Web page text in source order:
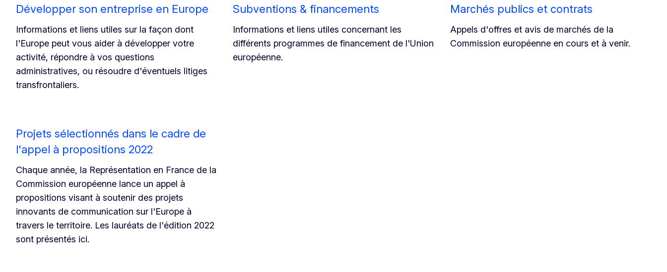
Développer son entreprise en Europe
Informations et liens utiles sur la façon dont
l'Europe peut vous aider à développer votre
activité, répondre à vos questions
administratives, ou résoudre d'éventuels litiges
transfrontaliers.
Subventions & financements
Informations et liens utiles concernant les
différents programmes de financement de l'Union
européenne.
Marchés publics et contrats
Appels d'offres et avis de marchés de la
Commission européenne en cours et à venir.
Projets sélectionnés dans le cadre de
l'appel à propositions 2022
Chaque année, la Représentation en France de la
Commission européenne lance un appel à
propositions visant à soutenir des projets
innovants de communication sur l'Europe à
travers le territoire. Les lauréats de l'édition 2022
sont présentés ici.